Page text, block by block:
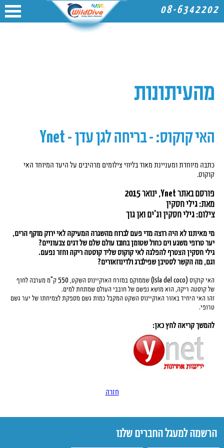
08-6342202
מהעיתונות
האי קוקוס: - בריחה לגן עדן - Ynet
כתבה מיוחדת ומעניינת מאוד בליווי צילומים מרהיבים על היעד המיוחד האי
קוקוס.
פורסם באתר Ynet, ינואר 2015
מאת: גילי חסקין
צילום: גילי חסקין וג'ים ואן גוך
מי מאיתנו לא היה רוצה מדי פעם לברוח מהשגרה המעיקה לאי ירוק מוקף הרים,
יער טרופי משגע וים כחול שטומן בחובו עולם שלם של דגים צבעוניים?
גילי חסקין הצטרף להפלגה לאי קוקוס שליד קוסטה ריקה וחזר נפעם.
וגם, מה הקשר לסטיבן שפילברג ולדינוזאורים?
האי קוקוס (Isla del coco) שממוקם במזרח האוקיינוס השקט, 550 ק"מ מערבה לחוף
של קוסטה ריקה, הוא מושא נפשם של חובבי העולם שמתחת למים.
זהו האי היחיד באזור האוקיינוס השקט המקבל כמות גשם מספקת לצמיחתו של יער גשם
טרופי.
להמשך קריאה לחץ כאן:
חזרה
הרשמה למעגל החברים שלנו